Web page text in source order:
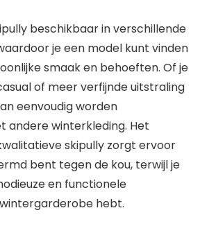
beschikbaar in verschillende
je een model kunt vinden
smaak en behoeften. Of je
of meer verfijnde uitstraling
eenvoudig worden
andere winterkleding. Het
skipully zorgt ervoor
bent tegen de kou, terwijl je
en functionele
hebt.